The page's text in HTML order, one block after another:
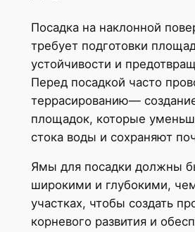
Посадка на наклонной
требует подготовки
устойчивости и
Перед посадкой часто
террасированию—
площадок, которые
стока воды и сохраняют
Ямы для посадки должны
широкими и глубокими,
участках, чтобы создать
корневого развития и